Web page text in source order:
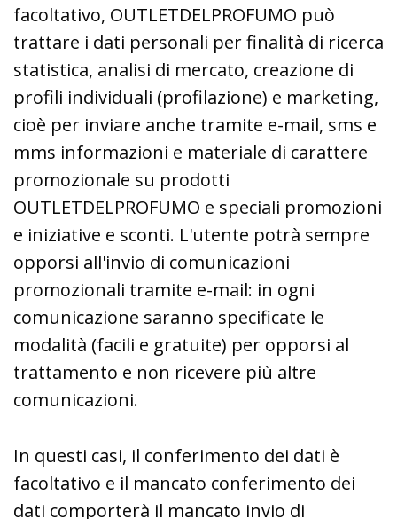
facoltativo, OUTLETDELPROFUMO può
trattare i dati personali per finalità di ricerca
statistica, analisi di mercato, creazione di
profili individuali (profilazione) e marketing,
cioè per inviare anche tramite e-mail, sms e
mms informazioni e materiale di carattere
promozionale su prodotti
OUTLETDELPROFUMO e speciali promozioni
e iniziative e sconti. L'utente potrà sempre
opporsi all'invio di comunicazioni
promozionali tramite e-mail: in ogni
comunicazione saranno specificate le
modalità (facili e gratuite) per opporsi al
trattamento e non ricevere più altre
comunicazioni.
In questi casi, il conferimento dei dati è
facoltativo e il mancato conferimento dei
dati comporterà il mancato invio di